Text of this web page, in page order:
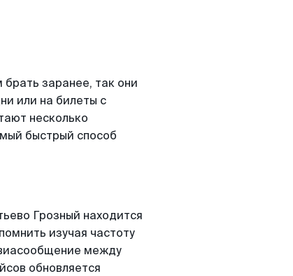
заранее, так они
или на билеты с
несколько
быстрый способ
Грозный находится
изучая частоту
между
обновляется